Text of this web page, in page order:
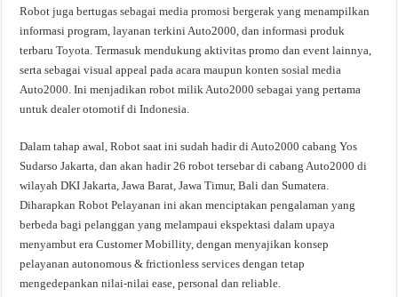
Robot juga bertugas sebagai media promosi bergerak yang menampilkan
informasi program, layanan terkini Auto2000, dan informasi produk
terbaru Toyota. Termasuk mendukung aktivitas promo dan event lainnya,
serta sebagai visual appeal pada acara maupun konten sosial media
Auto2000. Ini menjadikan robot milik Auto2000 sebagai yang pertama
untuk dealer otomotif di Indonesia.
Dalam tahap awal, Robot saat ini sudah hadir di Auto2000 cabang Yos
Sudarso Jakarta, dan akan hadir 26 robot tersebar di cabang Auto2000 di
wilayah DKI Jakarta, Jawa Barat, Jawa Timur, Bali dan Sumatera.
Diharapkan Robot Pelayanan ini akan menciptakan pengalaman yang
berbeda bagi pelanggan yang melampaui ekspektasi dalam upaya
menyambut era Customer Mobillity, dengan menyajikan konsep
pelayanan autonomous & frictionless services dengan tetap
mengedepankan nilai-nilai ease, personal dan reliable.